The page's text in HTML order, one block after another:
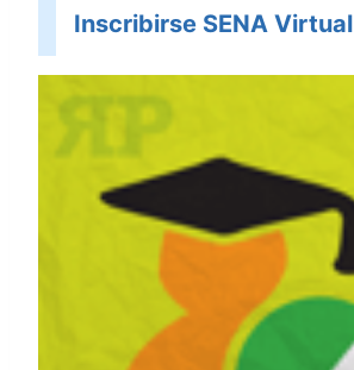
Inscribirse SENA Virtual